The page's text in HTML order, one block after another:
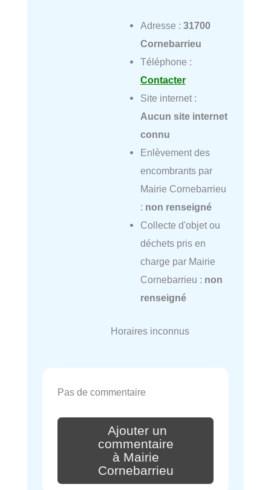
Adresse : 31700
Cornebarrieu
Téléphone :
Contacter
Site internet :
Aucun site internet
connu
Enlèvement des
encombrants par
Mairie Cornebarrieu
: non renseigné
Collecte d'objet ou
déchets pris en
charge par Mairie
Cornebarrieu : non
renseigné
Horaires inconnus
Pas de commentaire
Ajouter un
commentaire
à Mairie
Cornebarrieu